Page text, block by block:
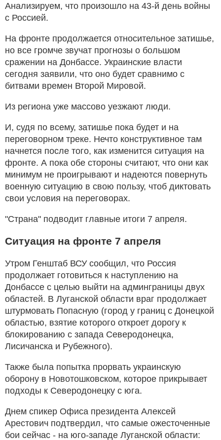
Анализируем, что произошло на 43-й день войны
с Россией.
На фронте продолжается относительное затишье,
но все громче звучат прогнозы о большом
сражении на Донбассе. Украинские власти
сегодня заявили, что оно будет сравнимо с
битвами времен Второй Мировой.
Из региона уже массово уезжают люди.
И, судя по всему, затишье пока будет и на
переговорном треке. Нечто конструктивное там
начнется после того, как изменится ситуация на
фронте. А пока обе стороны считают, что они как
минимум не проигрывают и надеются повернуть
военную ситуацию в свою пользу, чтоб диктовать
свои условия на переговорах.
"Страна" подводит главные итоги 7 апреля.
Ситуация на фронте 7 апреля
Утром Генштаб ВСУ сообщил, что Россия
продолжает готовиться к наступлению на
Донбассе с целью выйти на админграницы двух
областей. В Луганской области враг продолжает
штурмовать Попасную (город у границ с Донецкой
областью, взятие которого откроет дорогу к
блокированию с запада Северодонецка,
Лисичанска и Рубежного).
Также была попытка прорвать украинскую
оборону в Новотошковском, которое прикрывает
подходы к Северодонецку с юга.
Днем спикер Офиса президента Алексей
Арестович подтвердил, что самые ожесточенные
бои сейчас - на юго-западе Луганской области: